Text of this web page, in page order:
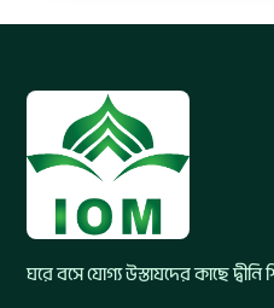
ঘরে বসে যোগ্য উস্তাযদের কাছে